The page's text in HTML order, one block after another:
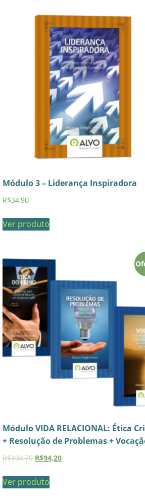
Módulo 3 – Liderança Inspiradora
R$34,90
Ver produto
Módulo VIDA RELACIONAL: Ética
+ Resolução de Problemas +
R$104,70 R$94,20
Ver produto